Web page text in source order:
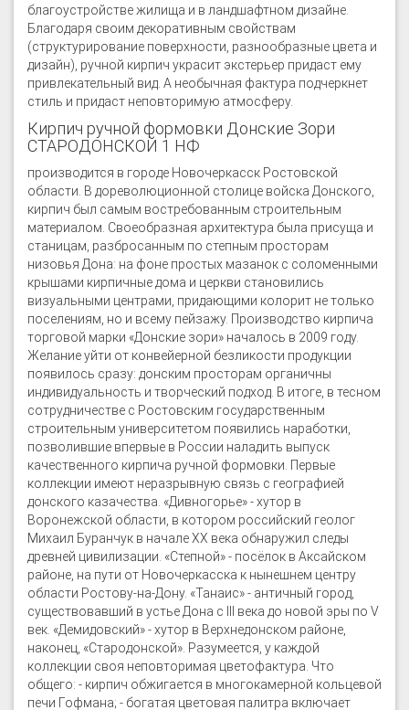
благоустройстве жилища и в ландшафтном дизайне.
Благодаря своим декоративным свойствам
(структурирование поверхности, разнообразные цвета и
дизайн), ручной кирпич украсит экстерьер придаст ему
привлекательный вид. А необычная фактура подчеркнет
стиль и придаст неповторимую атмосферу.
Кирпич ручной формовки Донские Зори
СТАРОДОНСКОЙ 1 НФ
производится в городе Новочеркасск Ростовской
области. В дореволюционной столице войска Донского,
кирпич был самым востребованным строительным
материалом. Своеобразная архитектура была присуща и
станицам, разбросанным по степным просторам
низовья Дона: на фоне простых мазанок с соломенными
крышами кирпичные дома и церкви становились
визуальными центрами, придающими колорит не только
поселениям, но и всему пейзажу. Производство кирпича
торговой марки «Донские зори» началось в 2009 году.
Желание уйти от конвейерной безликости продукции
появилось сразу: донским просторам органичны
индивидуальность и творческий подход. В итоге, в тесном
сотрудничестве с Ростовским государственным
строительным университетом появились наработки,
позволившие впервые в России наладить выпуск
качественного кирпича ручной формовки. Первые
коллекции имеют неразрывную связь с географией
донского казачества. «Дивногорье» - хутор в
Воронежской области, в котором российский геолог
Михаил Буранчук в начале ХХ века обнаружил следы
древней цивилизации. «Степной» - посёлок в Аксайском
районе, на пути от Новочеркасска к нынешнем центру
области Ростову-на-Дону. «Танаис» - античный город,
существовавший в устье Дона с III века до новой эры по V
век. «Демидовский» - хутор в Верхнедонском районе,
наконец, «Стародонской». Разумеется, у каждой
коллекции своя неповторимая цветофактура. Что
общего: - кирпич обжигается в многокамерной кольцевой
печи Гофмана; - богатая цветовая палитра включает